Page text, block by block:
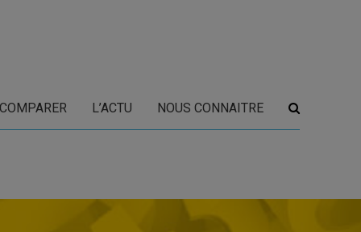
COMPARER L’ACTU NOUS CONNAITRE